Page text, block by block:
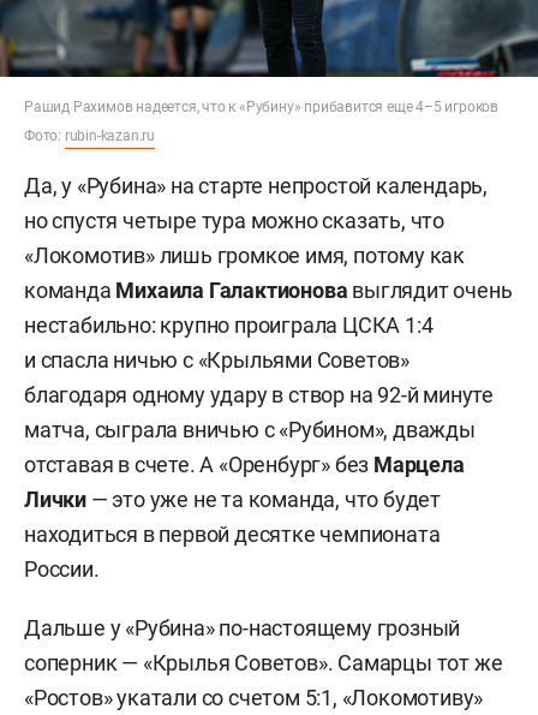
Рашид Рахимов надеется, что к «Рубину» прибавится еще 4–5 игроков
Фото: rubin-kazan.ru
Да, у «Рубина» на старте непростой календарь,
но спустя четыре тура можно сказать, что
«Локомотив» лишь громкое имя, потому как
команда Михаила Галактионова выглядит очень
нестабильно: крупно проиграла ЦСКА 1:4
и спасла ничью с «Крыльями Советов»
благодаря одному удару в створ на 92-й минуте
матча, сыграла вничью с «Рубином», дважды
отставая в счете. А «Оренбург» без Марцела
Лички — это уже не та команда, что будет
находиться в первой десятке чемпионата
России.
Дальше у «Рубина» по-настоящему грозный
соперник — «Крылья Советов». Самарцы тот же
«Ростов» укатали со счетом 5:1, «Локомотиву»